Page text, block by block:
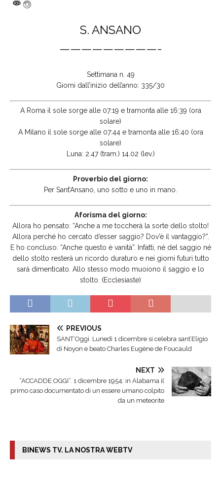
S. ANSANO
—————————-
Settimana n. 49
Giorni dall’inizio dell’anno: 335/30
A Roma il sole sorge alle 07:19 e tramonta alle 16:39 (ora
solare)
A Milano il sole sorge alle 07:44 e tramonta alle 16:40 (ora
solare)
Luna: 2.47 (tram.) 14.02 (lev.)
Proverbio del giorno:
Per Sant’Ansano, uno sotto e uno in mano.
Aforisma del giorno:
Allora ho pensato: “Anche a me toccherà la sorte dello stolto!
Allora perché ho cercato d’esser saggio? Dov’è il vantaggio?”.
E ho concluso: “Anche questo è vanità”. Infatti, né del saggio né
dello stolto resterà un ricordo duraturo e nei giorni futuri tutto
sarà dimenticato. Allo stesso modo muoiono il saggio e lo
stolto. (Ecclesiaste)
PREVIOUS
SANT’Oggi. Lunedì 1 dicembre si celebra sant’Eligio
di Noyon e beato Charles Eugène de Foucauld
NEXT
“ACCADDE OGGI”. 1 dicembre 1954: in Alabama il
primo caso documentato di un essere umano colpito
da un meteorite
BINEWS TV. LA NOSTRA WEBTV